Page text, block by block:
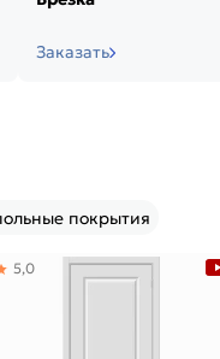
Заказать
покрытия
5,0